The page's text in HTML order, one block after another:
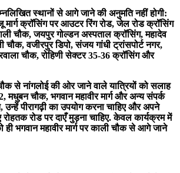
स्थानों से आगे जाने की अनुमति नहीं होगी:
क्रॉसिंग पर आउटर रिंग रोड, जेल रोड क्रॉसिंग
चौक, जयपुर गोल्डन अस्पताल क्रॉसिंग, महादेव
वजीरपुर डिपो, संजय गांधी ट्रांसपोर्ट नगर,
चौक, रोहिणी सेक्टर 35-36 क्रॉसिंग और
से नांगलोई की ओर जाने वाले यात्रियों को सलाह
मधुबन चौक, भगवान महावीर मार्ग और अन्य संपर्क
उन्हें पीरागढ़ी का उपयोग करना चाहिए और अपने
रोड पर दाएँ मुड़ना चाहिए. केवल कार्यक्रम में
ही भगवान महावीर मार्ग पर काली चौक से आगे जाने